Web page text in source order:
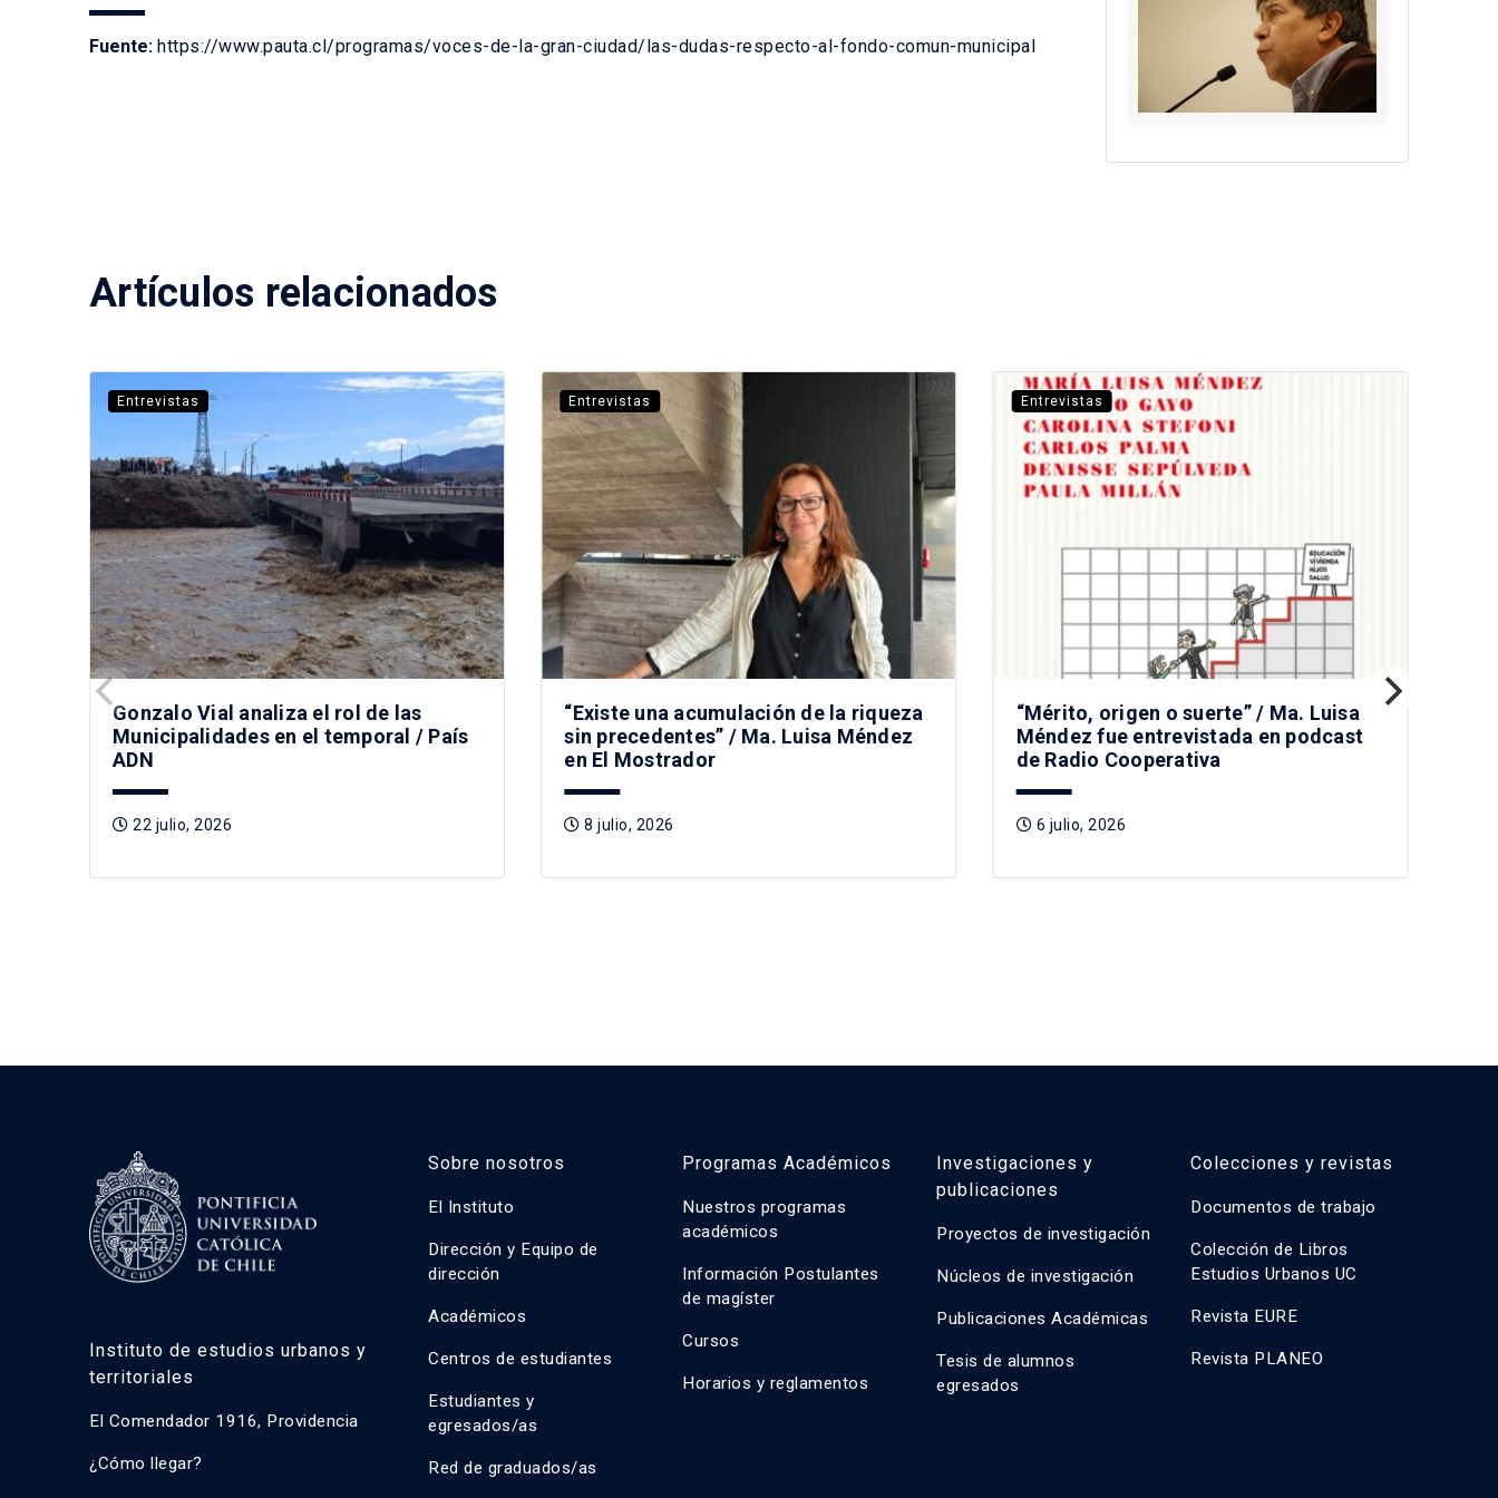
Fuente: https://www.pauta.cl/programas/voces-de-la-gran-ciudad/las-dudas-respecto-al-fondo-comun-municipal
Artículos relacionados
Entrevistas
Gonzalo Vial analiza el rol de las
Municipalidades en el temporal / País
ADN
22 julio, 2026
Entrevistas
“Existe una acumulación de la riqueza
sin precedentes” / Ma. Luisa Méndez
en El Mostrador
8 julio, 2026
Entrevistas
“Mérito, origen o suerte” / Ma. Luisa
Méndez fue entrevistada en podcast
de Radio Cooperativa
6 julio, 2026
Instituto de estudios urbanos y
territoriales
El Comendador 1916, Providencia
¿Cómo llegar?
Sobre nosotros
El Instituto
Dirección y Equipo de
dirección
Académicos
Centros de estudiantes
Estudiantes y
egresados/as
Red de graduados/as
Programas Académicos
Nuestros programas
académicos
Información Postulantes
de magíster
Cursos
Horarios y reglamentos
Investigaciones y
publicaciones
Proyectos de investigación
Núcleos de investigación
Publicaciones Académicas
Tesis de alumnos
egresados
Colecciones y revistas
Documentos de trabajo
Colección de Libros
Estudios Urbanos UC
Revista EURE
Revista PLANEO